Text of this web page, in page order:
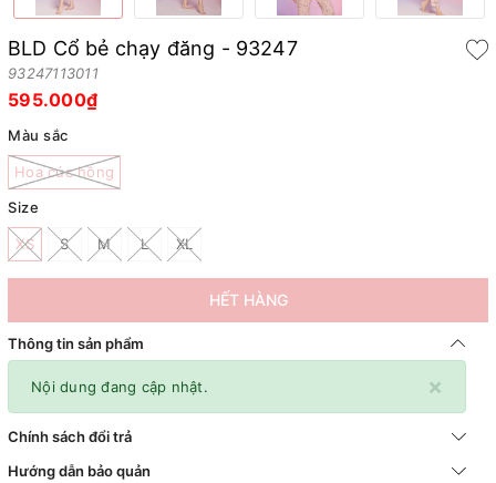
BLD Cổ bẻ chạy đăng - 93247
93247113011
595.000₫
Màu sắc
Hoa cúc hồng
Size
XS S M L XL
HẾT HÀNG
Thông tin sản phẩm
×
Nội dung đang cập nhật.
Chính sách đổi trả
Hướng dẫn bảo quản